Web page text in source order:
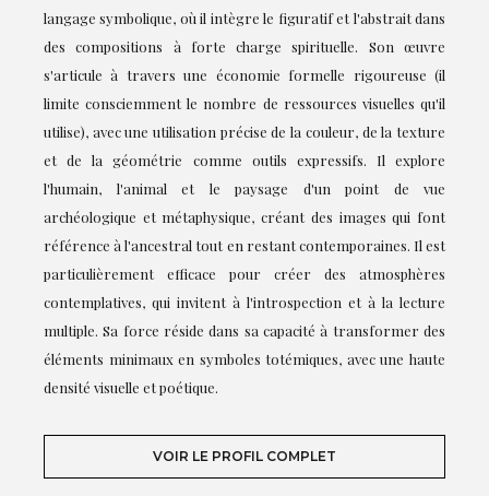
langage symbolique, où il intègre le figuratif et l'abstrait dans
des compositions à forte charge spirituelle. Son œuvre
s'articule à travers une économie formelle rigoureuse (il
limite consciemment le nombre de ressources visuelles qu'il
utilise), avec une utilisation précise de la couleur, de la texture
et de la géométrie comme outils expressifs. Il explore
l'humain, l'animal et le paysage d'un point de vue
archéologique et métaphysique, créant des images qui font
référence à l'ancestral tout en restant contemporaines. Il est
particulièrement efficace pour créer des atmosphères
contemplatives, qui invitent à l'introspection et à la lecture
multiple. Sa force réside dans sa capacité à transformer des
éléments minimaux en symboles totémiques, avec une haute
densité visuelle et poétique.
VOIR LE PROFIL COMPLET